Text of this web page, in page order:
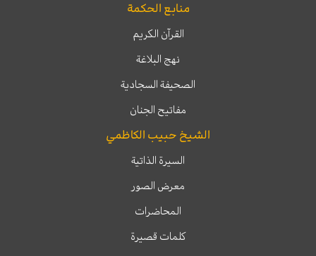
منابع الحكمة
القرآن الكريم
نهج البلاغة
الصحيفة السجادية
مفاتيح الجنان
الشيخ حبيب الكاظمي
السيرة الذاتية
معرض الصور
المحاضرات
كلمات قصيرة